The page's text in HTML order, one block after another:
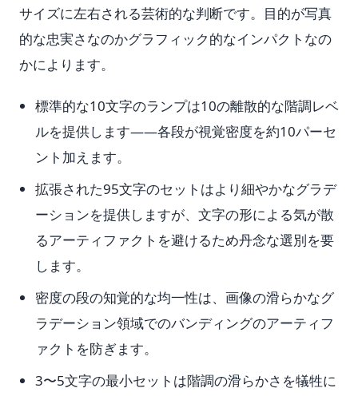
サイズに左右される芸術的な判断です。目的が写真
的な忠実さなのかグラフィック的なインパクトなの
かによります。
標準的な10文字のランプは10の離散的な階調レベ
ルを提供します——各段が視覚密度を約10パーセ
ント加えます。
拡張された95文字のセットはより細やかなグラデ
ーションを提供しますが、文字の形による気が散
るアーティファクトを避けるため丹念な選別を要
します。
密度の段の知覚的な均一性は、画像の滑らかなグ
ラデーション領域でのバンディングのアーティフ
ァクトを防ぎます。
3〜5文字の最小セットは階調の滑らかさを犠牲に